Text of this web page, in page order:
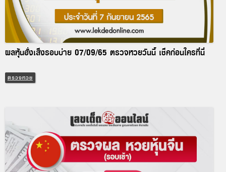
ผลหุ้นฮั่งเส็งรอบบ่าย 07/09/65 ตรวจหวยวันนี้ เช็คก่อนใครที่นี่
ตรวจหวย